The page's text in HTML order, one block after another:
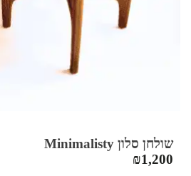
שולחן סלון Minimalisty
₪1,200